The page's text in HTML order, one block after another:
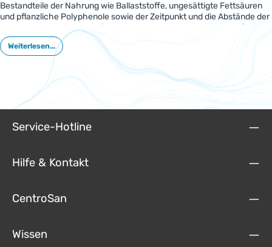
Bestandteile der Nahrung wie Ballaststoffe, ungesättigte Fettsäuren
und pflanzliche Polyphenole sowie der Zeitpunkt und die Abstände der
Mahlzeiten wirken sich auf das Darm-Mikrobiom aus. Sie beeinflussen
die gesunden Darmbakterien, verschiedene Stoffwechselprodukte zu
bilden, die für die Schlafqualität und die allgemeine Gesundheit wichtig
sind. Das gilt besonders für Melatonin.
Weiterlesen...
Service-Hotline
Hilfe & Kontakt
CentroSan
Wissen